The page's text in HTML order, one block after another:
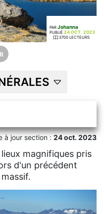
PAR Johanna
PUBLIÉ 24 OCT. 2023
3700 LECTEURS
à jour section :24 oct. 2023
magnifiques pris
d'un précédent